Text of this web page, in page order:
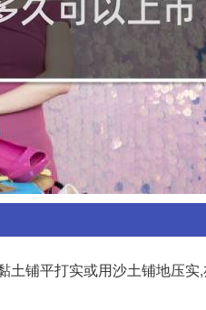
铺平打实或用沙土铺地压